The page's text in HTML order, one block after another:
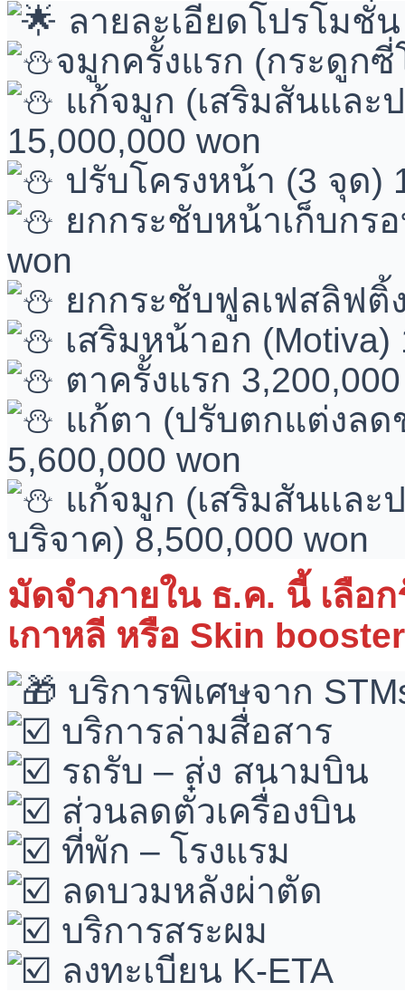
ลายละเอียดโปรโมชั่
จมูกครั้งแรก (กระดูกซี่
แก้จมูก (เสริมสันและ
15,000,000 won
ปรับโครงหน้า (3 จุด)
ยกกระชับหน้าเก็บกร
won
ยกกระชับฟูลเฟสลิฟติ้
เสริมหน้าอก (Motiva)
ตาครั้งแรก
แก้ตา (ปรับตกแต่งลด
5,600,000 won
แก้จมูก (เสริมสันเเล
บริจาค) 8,500,000 won
มัดจำภายใน ธ.ค. นี้ เลือ
เกาหลี หรือ Skin
บริการพิเศษจาก
บริการล่ามสื่อสาร
รถรับ – ส่ง สนามบิน
ส่วนลดตั๋วเครื่องบิน
ที่พัก – โรงแรม
ลดบวมหลังผ่าตัด
บริการสระผม
ลงทะเบียน K-ETA